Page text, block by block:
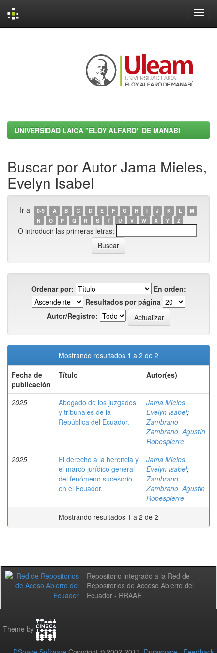
UNIVERSIDAD LAICA "ELOY ALFARO" DE MANABI
Buscar por Autor Jama Mieles,
Evelyn Isabel
Ir a: 0-9 A B C D E F G H I J K L
M
N
O P Q R S T U V W X Y Z
O introducir las primeras letras:
Ordenar por:
En orden:
Resultados por página
Autor/Registro:
Mostrando resultados 1 a 2 de 2
Fecha de
publicación
Título Autor(es)
2025
Abogado de los juzgados
y tribunales de la
República del Ecuador.
Jama Mieles,
Evelyn Isabel;
Zambrano
Zambrano, Agustín
Robespierre
2025
El derecho a la herencia y
el marco jurídico general
del fenómeno sucesorio
en el Ecuador.
Jama Mieles,
Evelyn Isabel;
Zambrano
Zambrano, Agustin
Robespierre
Mostrando resultados 1 a 2 de 2
Repositorio integrado a la Red de
Repositorios de Acceso Abierto del
Ecuador - RRAAE
Theme by